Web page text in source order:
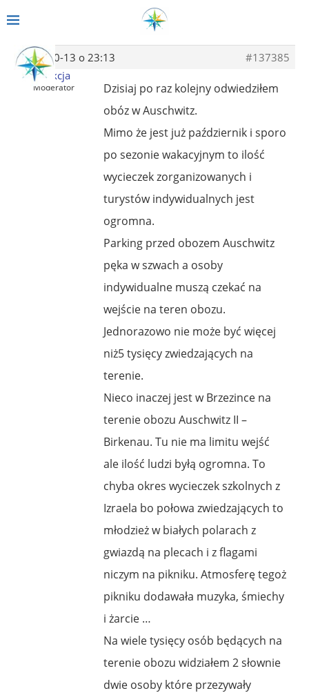
2013-10-13 o 23:13
#137385
Redakcja
Moderator
Dzisiaj po raz kolejny odwiedziłem
obóz w Auschwitz.
Mimo że jest już październik i sporo
po sezonie wakacyjnym to ilość
wycieczek zorganizowanych i
turystów indywidualnych jest
ogromna.
Parking przed obozem Auschwitz
pęka w szwach a osoby
indywidualne muszą czekać na
wejście na teren obozu.
Jednorazowo nie może być więcej
niż5 tysięcy zwiedzających na
terenie.
Nieco inaczej jest w Brzezince na
terenie obozu Auschwitz II –
Birkenau. Tu nie ma limitu wejść
ale ilość ludzi byłą ogromna. To
chyba okres wycieczek szkolnych z
Izraela bo połowa zwiedzających to
młodzież w białych polarach z
gwiazdą na plecach i z flagami
niczym na pikniku. Atmosferę tegoż
pikniku dodawała muzyka, śmiechy
i żarcie …
Na wiele tysięcy osób będących na
terenie obozu widziałem 2 słownie
dwie osoby które przezywały